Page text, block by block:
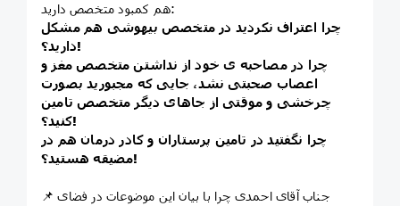
هم کمبود متخصص دارید:
چرا اعتراف نکردید در متخصص بیهوشی هم مشکل
دارید؟!
چرا در مصاحبه ی خود از نداشتن متخصص مغز و
اعصاب صحبتی نشد، جایی که مجبورید بصورت
چرخشی و‌ موقتی از جاهای دیگر متخصص تامین
کنید؟!
چرا نگفتید در تامین پرستاران و کادر درمان هم در
مضیقه هستید؟!
📌 جناب آقای احمدی چرا با بیان این موضوعات در فضای